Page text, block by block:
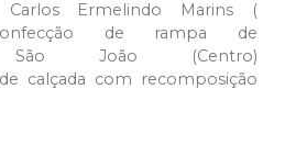
Carlos Ermelindo Marins (
de rampa de
São João (Centro)
calçada com recomposição